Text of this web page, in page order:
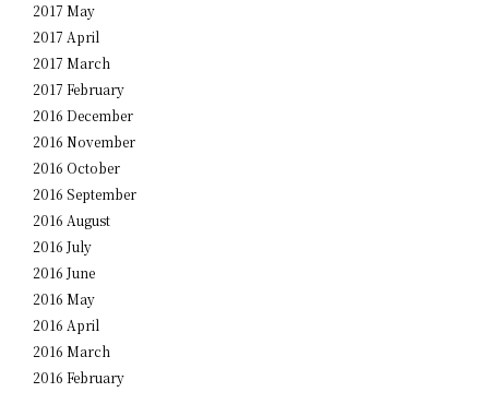
2017 May
2017 April
2017 March
2017 February
2016 December
2016 November
2016 October
2016 September
2016 August
2016 July
2016 June
2016 May
2016 April
2016 March
2016 February